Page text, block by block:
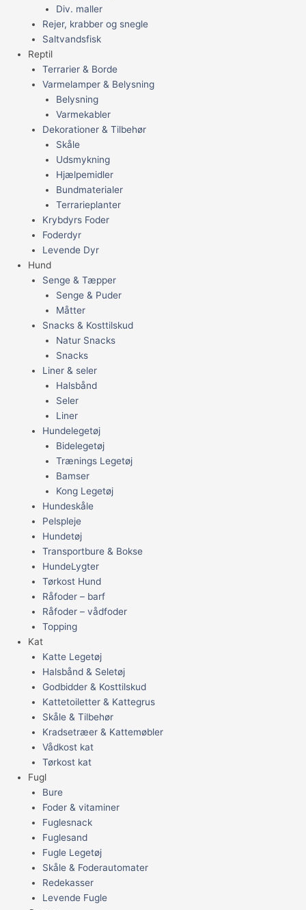
Div. maller
Rejer, krabber og snegle
Saltvandsfisk
Reptil
Terrarier & Borde
Varmelamper & Belysning
Belysning
Varmekabler
Dekorationer & Tilbehør
Skåle
Udsmykning
Hjælpemidler
Bundmaterialer
Terrarieplanter
Krybdyrs Foder
Foderdyr
Levende Dyr
Hund
Senge & Tæpper
Senge & Puder
Måtter
Snacks & Kosttilskud
Natur Snacks
Snacks
Liner & seler
Halsbånd
Seler
Liner
Hundelegetøj
Bidelegetøj
Trænings Legetøj
Bamser
Kong Legetøj
Hundeskåle
Pelspleje
Hundetøj
Transportbure & Bokse
HundeLygter
Tørkost Hund
Råfoder – barf
Råfoder – vådfoder
Topping
Kat
Katte Legetøj
Halsbånd & Seletøj
Godbidder & Kosttilskud
Kattetoiletter & Kattegrus
Skåle & Tilbehør
Kradsetræer & Kattemøbler
Vådkost kat
Tørkost kat
Fugl
Bure
Foder & vitaminer
Fuglesnack
Fuglesand
Fugle Legetøj
Skåle & Foderautomater
Redekasser
Levende Fugle